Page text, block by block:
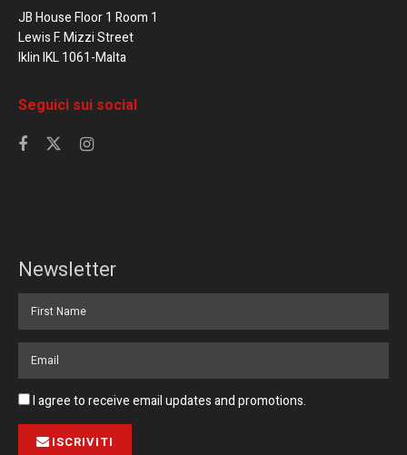
JB House Floor 1 Room 1
Lewis F. Mizzi Street
Iklin IKL 1061-Malta
Seguici sui social
Newsletter
I agree to receive email updates and promotions.
ISCRIVITI